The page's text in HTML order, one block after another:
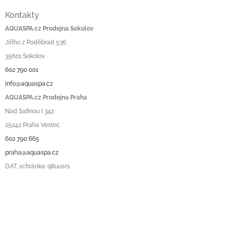
Kontakty
AQUASPA.cz Prodejna Sokolov
Jiřího z Poděbrad 536
35601 Sokolov
602 790 001
info@aquaspa.cz
AQUASPA.cz Prodejna Praha
Nad Safinou I 342
25242 Praha Vestec
602 790 665
praha@aquaspa.cz
DAT. schránka: q8uusrs